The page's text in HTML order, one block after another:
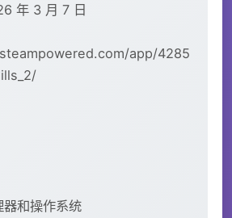
年 3 月 7 日
app/4285
和操作系统